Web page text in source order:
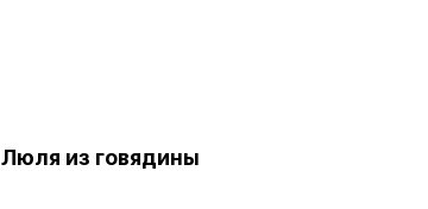
Люля из говядины